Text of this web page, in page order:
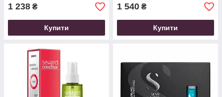
1 238 ₴
Купити
1 540 ₴
Купити